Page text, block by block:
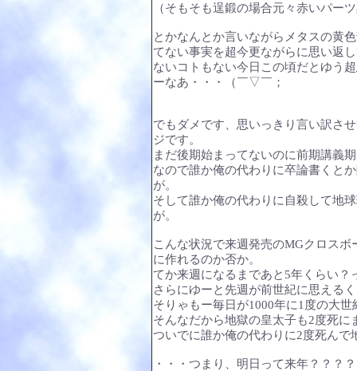
（そもそも逞鍛の場合元々赤いパー
とかなんとか言いながらメタスの黄
てない事実を超今更ながらに思い返
ないコトもない今日この頃だとゆう
ーなあ・・・（￣▽￣；
でもダメです、思いっきり言い訳さ
ジです。
まだ後期始まってないのに前期講義
なので誰か俺の代わりに卒論書くと
が。
そして誰か俺の代わりに自殺して地
が。
こんな状況で来週発売のMGクロス
に作れるのか否か。
てか来週になるまであと5年くらい
さらにゆーと先週が前世紀に思える
そりゃもー毎日が1000年に1度の大
そんなだから地獄の皇太子も2度死に
ついでに誰か俺の代わりに2度死んで
・・・つまり、明日って来年？？？